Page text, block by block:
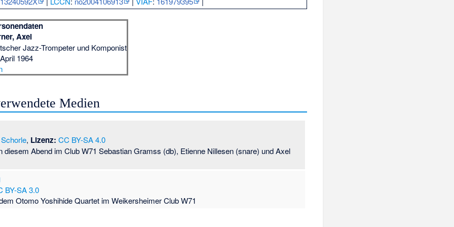
Axel
Jazz-Trompeter und Komponist
1964
Medien
Schorle, Lizenz: CC BY-SA 4.0
diesem Abend im Club W71 Sebastian Gramss (db), Etienne Nillesen (snare) und Axel
BY-SA 3.0
Otomo Yoshihide Quartet im Weikersheimer Club W71